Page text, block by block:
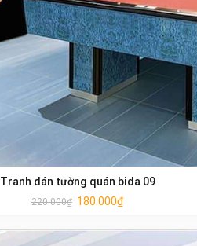
Tranh dán tường quán bida 09
220.000₫ 180.000₫